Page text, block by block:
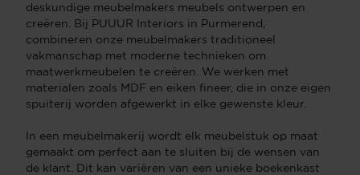
deskundige meubelmakers meubels ontwerpen en
creëren. Bij PUUUR Interiors in Purmerend,
combineren onze meubelmakers traditioneel
vakmanschap met moderne technieken om
maatwerkmeubelen te creëren. We werken met
materialen zoals MDF en eiken fineer, die in onze eigen
spuiterij worden afgewerkt in elke gewenste kleur.
In een meubelmakerij wordt elk meubelstuk op maat
gemaakt om perfect aan te sluiten bij de wensen van
de klant. Dit kan variëren van een unieke boekenkast